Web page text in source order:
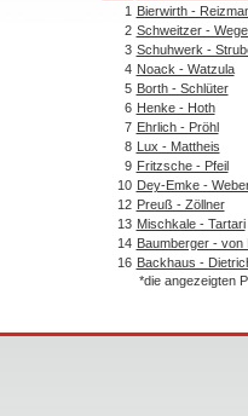
1 Bierwirth -
2 Schweitzer -
3 Schuhwerk -
4 Noack - Watzula
5 Borth - Schlüter
6 Henke - Hoth
7 Ehrlich - Pröhl
8 Lux - Mattheis
9 Fritzsche - Pfeil
10 Dey-Emke -
12 Preuß - Zöllner
13 Mischkale - Tartari
14 Baumberger - von
16 Backhaus -
*die angezeigten